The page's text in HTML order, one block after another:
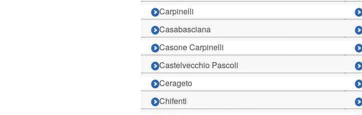
Carpinelli
Casabasciana
Casone Carpinelli
Castelvecchio Pascoli
Cerageto
Chifenti